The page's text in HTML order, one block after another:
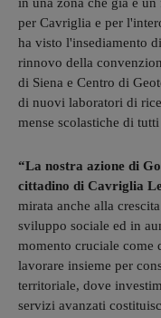
per Cavriglia e per
ha visto l'insediamento
rinnovo della
di Siena e Centro di
di nuovi laboratori di
mense scolastiche di
“La nostra azione di
cittadino di Cavriglia
mirata anche alla
sviluppo sociale ed in
momento cruciale come
lavorare insieme per
territoriale, dove
servizi avanzati